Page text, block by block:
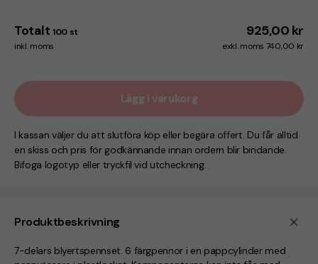
Produktbeskrivning
7-delars blyertspennset. 6 färgpennor i en pappcylinder med
Totalt 100 st 925,00 kr
inkl. moms exkl. moms 740,00 kr
Lägg i varukorg
I kassan väljer du att slutföra köp eller begära offert. Du får alltid
en skiss och pris för godkännande innan ordern blir bindande.
Bifoga logotyp eller tryckfil vid utcheckning.